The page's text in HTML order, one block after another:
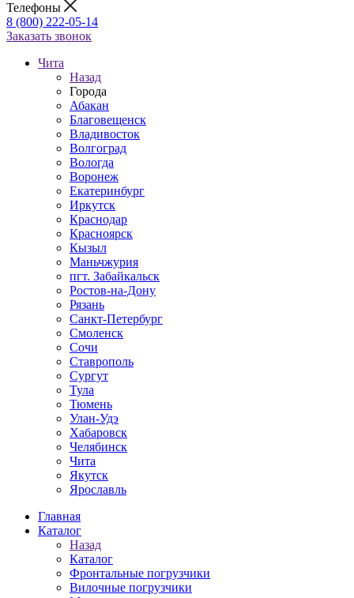
Телефоны
8 (800) 222-05-14
Заказать звонок
Чита
Назад
Города
Абакан
Благовещенск
Владивосток
Волгоград
Вологда
Воронеж
Екатеринбург
Иркутск
Краснодар
Красноярск
Кызыл
Маньчжурия
пгт. Забайкальск
Ростов-на-Дону
Рязань
Санкт-Петербург
Смоленск
Сочи
Ставрополь
Сургут
Тула
Тюмень
Улан-Удэ
Хабаровск
Челябинск
Чита
Якутск
Ярославль
Главная
Каталог
Назад
Каталог
Фронтальные погрузчики
Вилочные погрузчики